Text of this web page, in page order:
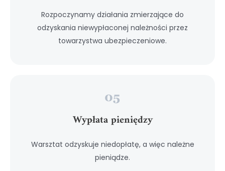
Rozpoczynamy działania zmierzające do
odzyskania niewypłaconej należności przez
towarzystwa ubezpieczeniowe.
Wypłata pieniędzy
Warsztat odzyskuje niedopłatę, a więc należne
pieniądze.